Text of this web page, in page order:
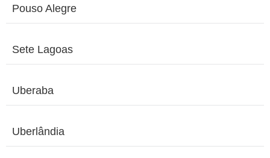
Pouso Alegre
Sete Lagoas
Uberaba
Uberlândia